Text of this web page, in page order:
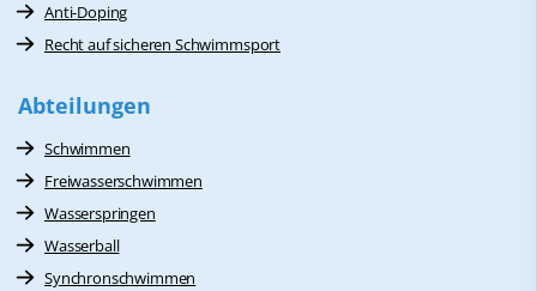
Anti-Doping
Recht auf sicheren Schwimmsport
Abteilungen
Schwimmen
Freiwasserschwimmen
Wasserspringen
Wasserball
Synchronschwimmen